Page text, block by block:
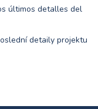
últimos detalles del
detaily projektu